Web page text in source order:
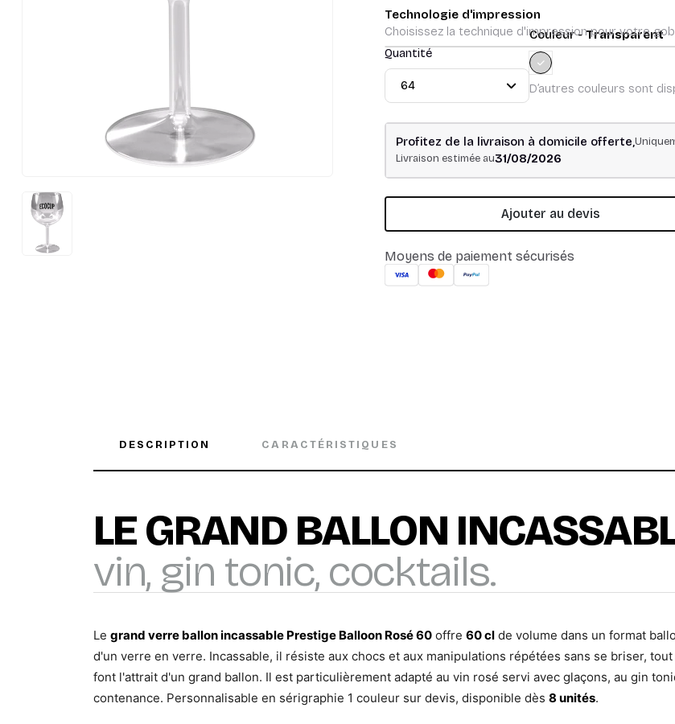
Quantité
Technologie d'impression
Choisissez la technique d'impression pour votre
Couleur -Transparent
Transparent
D’autres couleurs sont
Profitez de la livraison à domicile offerte,
Livraison estimée au31/08/2026
Ajouter au devis
Moyens de paiement sécurisés
DESCRIPTION CARACTÉRISTIQUES
LE GRAND BALLON
vin, gin tonic, cocktails.
Le grand verre ballon incassable Prestige Balloon Rosé 60offre 60 clde volume dans un format
d'un verre en verre. Incassable, il résiste aux chocs et aux manipulations répétées sans se briser,
font l'attrait d'un grand ballon. Il est particulièrement adapté au vin rosé servi avec glaçons, au gin
contenance. Personnalisable en sérigraphie 1 couleur sur devis, disponible dès 8 unités.